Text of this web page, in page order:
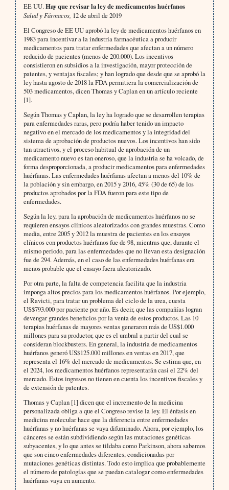
EE UU.Hay que revisar la ley de medicamentos huérfanos
Salud y Fármacos, 12 de abril de 2019
El Congreso de EE UU aprobó la ley de medicamentos huérfanos en
1983 para incentivar a la industria farmacéutica a producir
medicamentos para tratar enfermedades que afectan a un número
reducido de pacientes (menos de 200.000). Los incentivos
consistieron en subsidios a la investigación, mayor protección de
patentes, y ventajas fiscales; y han logrado que desde que se aprobó la
ley hasta agosto de 2018 la FDA permitiera la comercialización de
503 medicamentos, dicen Thomas y Caplan en un artículo reciente
[1].
Según Thomas y Caplan, la ley ha logrado que se desarrollen terapias
para enfermedades raras, pero podría haber tenido un impacto
negativo en el mercado de los medicamentos y la integridad del
sistema de aprobación de productos nuevos. Los incentivos han sido
tan atractivos, y el proceso habitual de aprobación de un
medicamento nuevo es tan oneroso, que la industria se ha volcado, de
forma desproporcionada, a producir medicamentos para enfermedades
huérfanas. Las enfermedades huérfanas afectan a menos del 10% de
la población y sin embargo, en 2015 y 2016, 45% (30 de 65) de los
productos aprobados por la FDA fueron para este tipo de
enfermedades.
Según la ley, para la aprobación de medicamentos huérfanos no se
requieren ensayos clínicos aleatorizados con grandes muestras. Como
media, entre 2005 y 2012 la muestra de pacientes en los ensayos
clínicos con productos huérfanos fue de 98, mientras que, durante el
mismo periodo, para las enfermedades que no llevan esta designación
fue de 294. Además, en el caso de las enfermedades huérfanas era
menos probable que el ensayo fuera aleatorizado.
Por otra parte, la falta de competencia facilita que la industria
imponga altos precios para los medicamentos huérfanos. Por ejemplo,
el Ravicti, para tratar un problema del ciclo de la urea, cuesta
US$793.000 por paciente por año. Es decir, que las compañías logran
devengar grandes beneficios por la venta de estos productos. Las 10
terapias huérfanas de mayores ventas generaron más de US$1.000
millones para su productor, que es el umbral a partir del cual se
consideran blockbusters. En general, la industria de medicamentos
huérfanos generó US$125.000 millones en ventas en 2017, que
representa el 16% del mercado de medicamentos. Se estima que, en
el 2024, los medicamentos huérfanos representarán casi el 22% del
mercado. Estos ingresos no tienen en cuenta los incentivos fiscales y
de extensión de patentes.
Thomas y Caplan [1] dicen que el incremento de la medicina
personalizada obliga a que el Congreso revise la ley. El énfasis en
medicina molecular hace que la diferencia entre enfermedades
huérfanas y no huérfanas se vaya difuminado. Ahora, por ejemplo, los
cánceres se están subdividiendo según las mutaciones genéticas
subyacentes, y lo que antes se tildaba como Parkinson, ahora sabemos
que son cinco enfermedades diferentes, condicionadas por
mutaciones genéticas distintas. Todo esto implica que probablemente
el número de patologías que se puedan catalogar como enfermedades
huérfanas vaya en aumento.